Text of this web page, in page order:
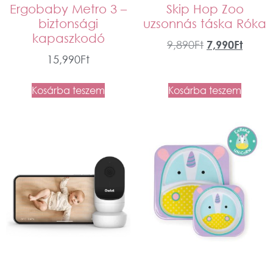
Ergobaby Metro 3 –
biztonsági
kapaszkodó
15,990Ft
Kosárba teszem
Skip Hop Zoo
uzsonnás táska Róka
9,890Ft 7,990Ft
Kosárba teszem